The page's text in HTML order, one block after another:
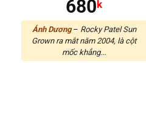
680 k
Ánh Dương– Rocky Patel Sun
Grown ra mắt năm 2004, là cột
mốc khẳng...